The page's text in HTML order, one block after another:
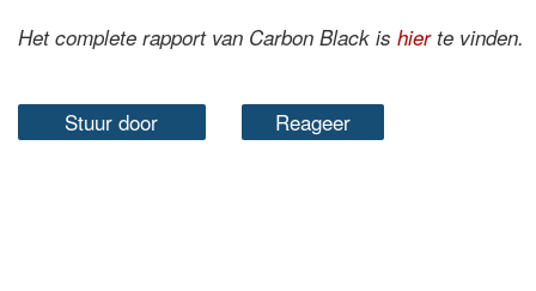
Het complete rapport van Carbon Black is hierte vinden.
Stuur door Reageer